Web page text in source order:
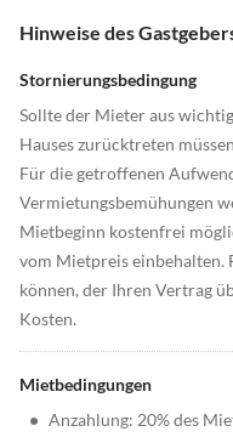
Hinweise des
Stornierungsbedingung
Sollte der Mieter aus
Hauses zurücktreten
Für die getroffenen
Vermietungsbemühungen
Mietbeginn kostenfrei
vom Mietpreis einbehalten.
können, der Ihren Vertrag
Kosten.
Mietbedingungen
• Anzahlung: 20% des